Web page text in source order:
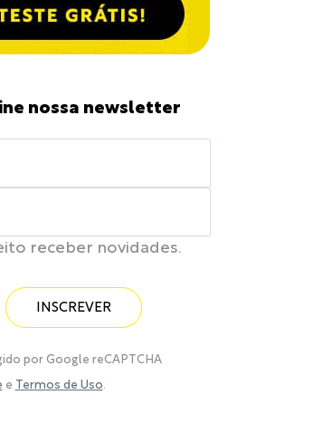
nossa newsletter
receber novidades.
por Google reCAPTCHA
e Termos de Uso.